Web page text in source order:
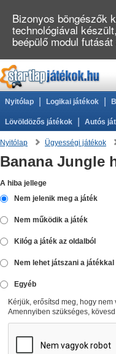
Nyitólap Logikai játékok
Lövöldözős játékok Autós
Nyitólap Ügyességi játékok
Banana Jungle
A hiba jellege
Nem jelenik meg a játék
Nem működik a játék
Kilóg a játék az oldalból
Nem lehet játszani a játékkal
Egyéb
Kérjük, erősítsd meg, hogy nem
Amennyiben szükséges,
Bizonyos böngészők
technológiával
beépülő modul